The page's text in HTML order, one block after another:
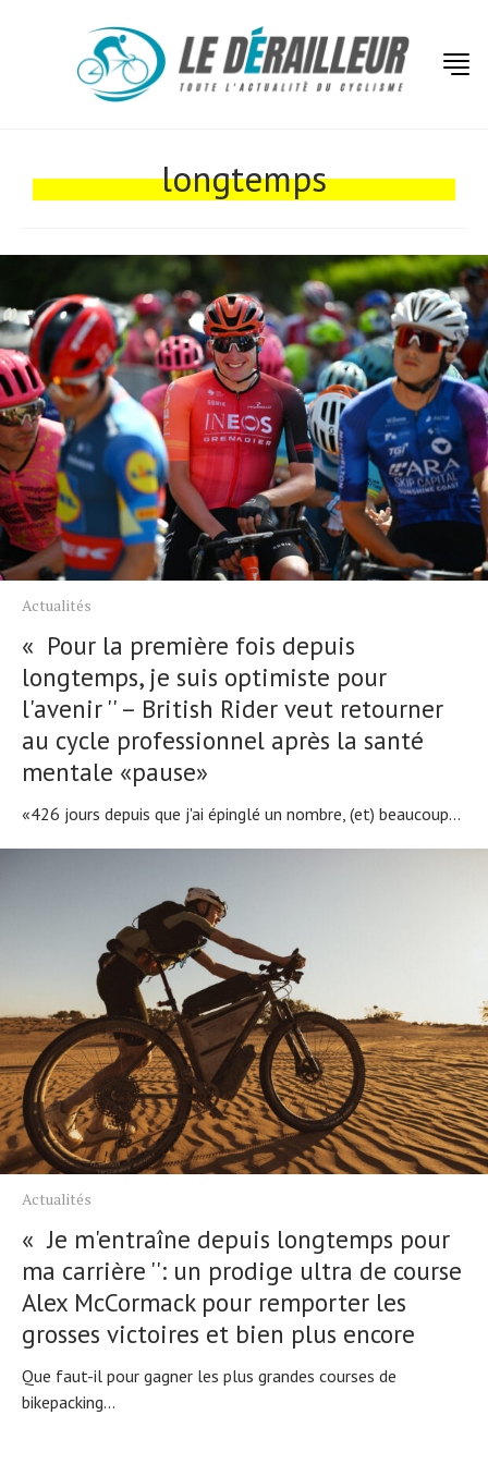
longtemps
Actualités
« Pour la première fois depuis
longtemps, je suis optimiste pour
l'avenir '' – British Rider veut retourner
au cycle professionnel après la santé
mentale «pause»
«426 jours depuis que j'ai épinglé un nombre, (et) beaucoup...
Actualités
« Je m'entraîne depuis longtemps pour
ma carrière '': un prodige ultra de course
Alex McCormack pour remporter les
grosses victoires et bien plus encore
Que faut-il pour gagner les plus grandes courses de
bikepacking...
Actualités
Tests de produits
Conseils
Tendances
Tous nos articles
À propos